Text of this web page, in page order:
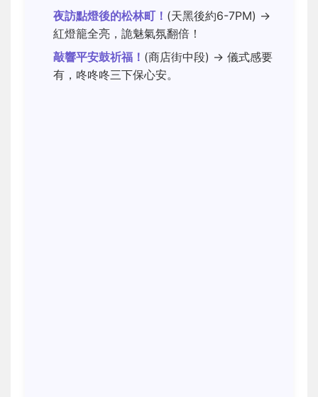
夜訪點燈後的松林町！ (天黑後約6-7PM) →
紅燈籠全亮，詭魅氣氛翻倍！
敲響平安鼓祈福！ (商店街中段) → 儀式感要
有，咚咚咚三下保心安。